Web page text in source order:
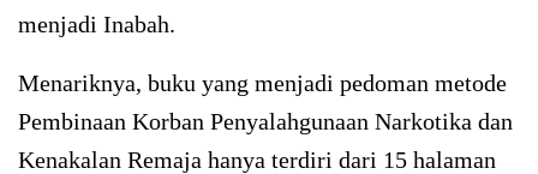
menjadi Inabah.
Menariknya, buku yang menjadi pedoman metode
Pembinaan Korban Penyalahgunaan Narkotika dan
Kenakalan Remaja hanya terdiri dari 15 halaman